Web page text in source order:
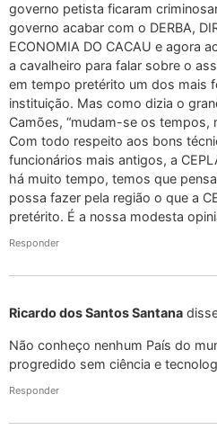
governo petista ficaram
governo acabar com o DERBA,
ECONOMIA DO CACAU e agora
a cavalheiro para falar sobre o
em tempo pretérito um dos mais
instituição. Mas como dizia o
Camões, “mudam-se os tempos,
Com todo respeito aos bons
funcionários mais antigos, a
há muito tempo, temos que
possa fazer pela região o que a
pretérito. É a nossa modesta
Responder
Ricardo dos Santos Santana
Não conheço nenhum País do
progredido sem ciência e
Responder